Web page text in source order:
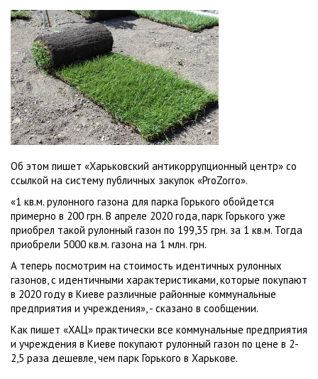
Об этом пишет «Харьковский антикоррупционный центр» со
ссылкой на систему публичных закупок «ProZorro».
«1 кв.м. рулонного газона для парка Горького обойдется
примерно в 200 грн. В апреле 2020 года, парк Горького уже
приобрел такой рулонный газон по 199,35 грн. за 1 кв.м. Тогда
приобрели 5000 кв.м. газона на 1 млн. грн.
А теперь посмотрим на стоимость идентичных рулонных
газонов, с идентичными характеристиками, которые покупают
в 2020 году в Киеве различные районные коммунальные
предприятия и учреждения», - сказано в сообщении.
Как пишет «ХАЦ» практически все коммунальные предприятия
и учреждения в Киеве покупают рулонный газон по цене в 2-
2,5 раза дешевле, чем парк Горького в Харькове.